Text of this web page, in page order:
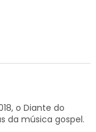
o Diante do
da música gospel.